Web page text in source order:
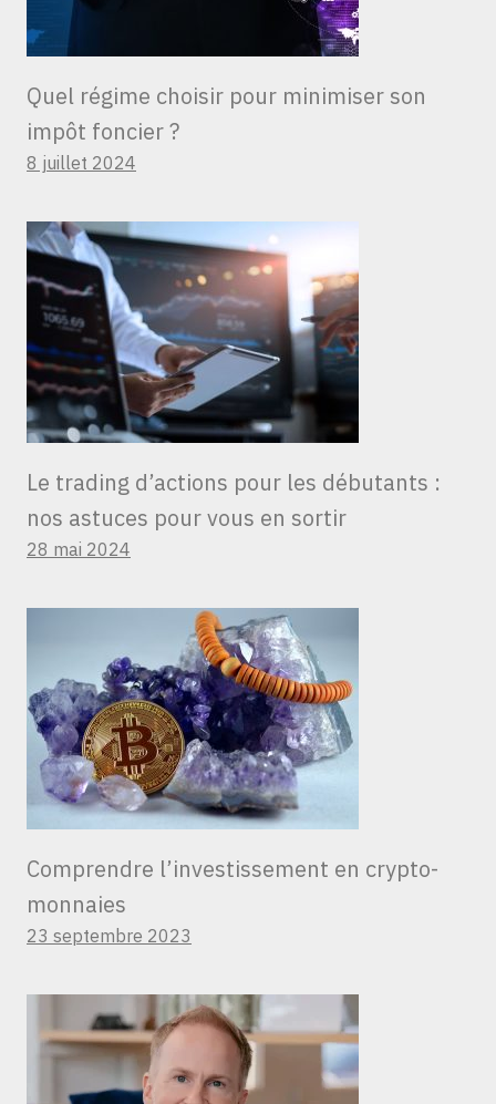
Quel régime choisir pour minimiser son
impôt foncier ?
8 juillet 2024
Le trading d’actions pour les débutants :
nos astuces pour vous en sortir
28 mai 2024
Comprendre l’investissement en crypto-
monnaies
23 septembre 2023